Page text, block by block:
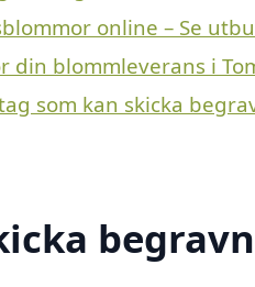
online – Se
din blommleverans i
som kan skicka